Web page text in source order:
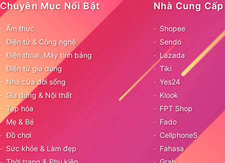
Chuyên Mục Nổi Bật
Ẩm thực
Điện tử & Công nghệ
Điện thoại, Máy tính bảng
Điện tử gia dụng
Nhà cửa đời sống
Gia dụng & Nội thất
Tạp hóa
Mẹ & Bé
Đồ chơi
Sức khỏe & Làm đẹp
Nhà Cung
Shopee
Sendo
Lazada
Tiki
Yes24
Klook
FPT Shop
Fado
CellphoneS
Fahasa